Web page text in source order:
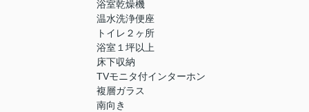
浴室乾燥機
温水洗浄便座
トイレ２ヶ所
浴室１坪以上
床下収納
TVモニタ付インターホン
複層ガラス
南向き